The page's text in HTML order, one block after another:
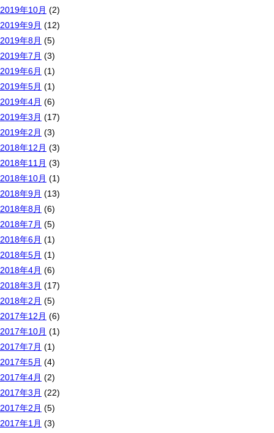
2019年10月 (2)
2019年9月 (12)
2019年8月 (5)
2019年7月 (3)
2019年6月 (1)
2019年5月 (1)
2019年4月 (6)
2019年3月 (17)
2019年2月 (3)
2018年12月 (3)
2018年11月 (3)
2018年10月 (1)
2018年9月 (13)
2018年8月 (6)
2018年7月 (5)
2018年6月 (1)
2018年5月 (1)
2018年4月 (6)
2018年3月 (17)
2018年2月 (5)
2017年12月 (6)
2017年10月 (1)
2017年7月 (1)
2017年5月 (4)
2017年4月 (2)
2017年3月 (22)
2017年2月 (5)
2017年1月 (3)